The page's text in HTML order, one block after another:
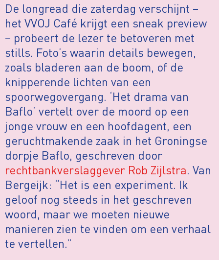
De longread die zaterdag verschijnt –
het VVOJ Café krijgt een sneak preview
– probeert de lezer te betoveren met
stills. Foto’s waarin details bewegen,
zoals bladeren aan de boom, of de
knipperende lichten van een
spoorwegovergang. ‘Het drama van
Baflo’ vertelt over de moord op een
jonge vrouw en een hoofdagent, een
geruchtmakende zaak in het Groningse
dorpje Baflo, geschreven door
rechtbankverslaggever Rob Zijlstra. Van
Bergeijk: “Het is een experiment. Ik
geloof nog steeds in het geschreven
woord, maar we moeten nieuwe
manieren zien te vinden om een verhaal
te vertellen.”